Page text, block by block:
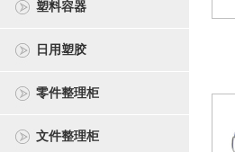
塑料容器
日用塑胶
零件整理柜
文件整理柜